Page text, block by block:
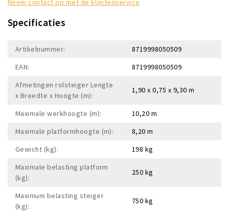
Neem contact op met de klantenservice
Specificaties
Artikelnummer:
8719998050509
EAN:
8719998050509
Afmetingen rolsteiger Lengte
x Breedte x Hoogte (m):
1,90 x 0,75 x 9,30 m
Maximale werkhoogte (m):
10,20 m
Maximale platformhoogte (m):
8,20 m
Gewicht (kg):
198 kg
Maximale belasting platform
(kg):
250 kg
Maximum belasting steiger
(kg):
750 kg